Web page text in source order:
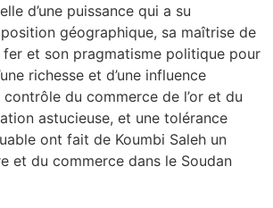
d’une puissance qui a su
géographique, sa maîtrise de
et son pragmatisme politique pour
richesse et d’une influence
du commerce de l’or et du
astucieuse, et une tolérance
ont fait de Koumbi Saleh un
et du commerce dans le Soudan